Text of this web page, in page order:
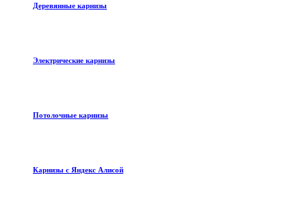
Деревянные карнизы
Электрические карнизы
Потолочные карнизы
Карнизы с Яндекс Алисой